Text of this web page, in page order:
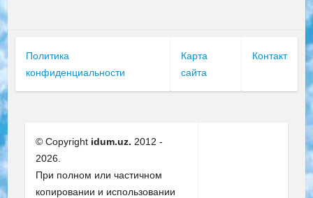
Политика
конфиденциальности
Карта
сайта
Контакт
© Copyright idum.uz. 2012 -
2026.
При полном или частичном
копировании и использовании